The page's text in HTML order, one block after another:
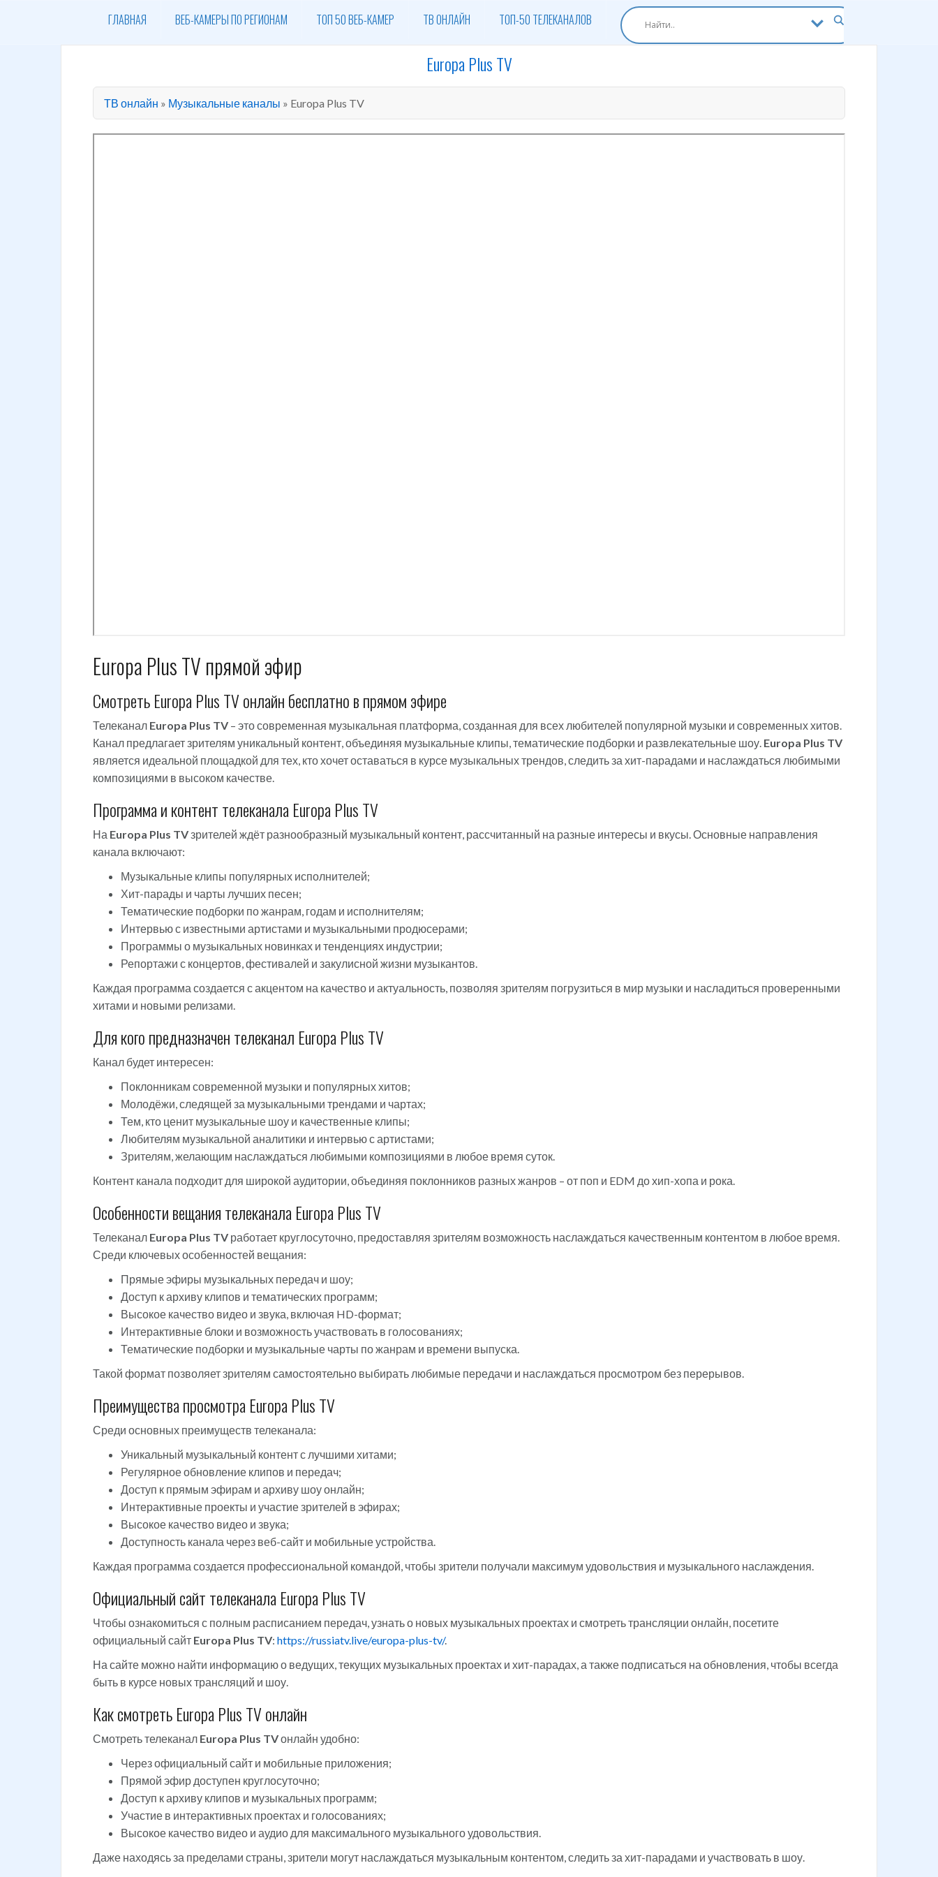
ГЛАВНАЯ ВЕБ-КАМЕРЫ ПО РЕГИОНАМ ТОП 50 ВЕБ-КАМЕР ТВ ОНЛАЙН ТОП-50 ТЕЛЕКАНАЛОВ
Europa Plus TV
ТВ онлайн » Музыкальные каналы » Europa Plus TV
Europa Plus TV прямой эфир
Смотреть Europa Plus TV онлайн бесплатно в прямом эфире
Телеканал Europa Plus TV – это современная музыкальная платформа, созданная для всех любителей популярной музыки и современных хитов.
Канал предлагает зрителям уникальный контент, объединяя музыкальные клипы, тематические подборки и развлекательные шоу. Europa Plus TV
является идеальной площадкой для тех, кто хочет оставаться в курсе музыкальных трендов, следить за хит-парадами и наслаждаться любимыми
композициями в высоком качестве.
Программа и контент телеканала Europa Plus TV
На Europa Plus TVзрителей ждёт разнообразный музыкальный контент, рассчитанный на разные интересы и вкусы. Основные направления
канала включают:
Музыкальные клипы популярных исполнителей;
Хит-парады и чарты лучших песен;
Тематические подборки по жанрам, годам и исполнителям;
Интервью с известными артистами и музыкальными продюсерами;
Программы о музыкальных новинках и тенденциях индустрии;
Репортажи с концертов, фестивалей и закулисной жизни музыкантов.
Каждая программа создается с акцентом на качество и актуальность, позволяя зрителям погрузиться в мир музыки и насладиться проверенными
хитами и новыми релизами.
Для кого предназначен телеканал Europa Plus TV
Канал будет интересен:
Поклонникам современной музыки и популярных хитов;
Молодёжи, следящей за музыкальными трендами и чартах;
Тем, кто ценит музыкальные шоу и качественные клипы;
Любителям музыкальной аналитики и интервью с артистами;
Зрителям, желающим наслаждаться любимыми композициями в любое время суток.
Контент канала подходит для широкой аудитории, объединяя поклонников разных жанров – от поп и EDM до хип-хопа и рока.
Особенности вещания телеканала Europa Plus TV
Телеканал Europa Plus TV работает круглосуточно, предоставляя зрителям возможность наслаждаться качественным контентом в любое время.
Среди ключевых особенностей вещания:
Прямые эфиры музыкальных передач и шоу;
Доступ к архиву клипов и тематических программ;
Высокое качество видео и звука, включая HD-формат;
Интерактивные блоки и возможность участвовать в голосованиях;
Тематические подборки и музыкальные чарты по жанрам и времени выпуска.
Такой формат позволяет зрителям самостоятельно выбирать любимые передачи и наслаждаться просмотром без перерывов.
Преимущества просмотра Europa Plus TV
Среди основных преимуществ телеканала:
Уникальный музыкальный контент с лучшими хитами;
Регулярное обновление клипов и передач;
Доступ к прямым эфирам и архиву шоу онлайн;
Интерактивные проекты и участие зрителей в эфирах;
Высокое качество видео и звука;
Доступность канала через веб-сайт и мобильные устройства.
Каждая программа создается профессиональной командой, чтобы зрители получали максимум удовольствия и музыкального наслаждения.
Официальный сайт телеканала Europa Plus TV
Чтобы ознакомиться с полным расписанием передач, узнать о новых музыкальных проектах и смотреть трансляции онлайн, посетите
официальный сайт Europa Plus TV: https://russiatv.live/europa-plus-tv/.
На сайте можно найти информацию о ведущих, текущих музыкальных проектах и хит-парадах, а также подписаться на обновления, чтобы всегда
быть в курсе новых трансляций и шоу.
Как смотреть Europa Plus TV онлайн
Смотреть телеканал Europa Plus TVонлайн удобно:
Через официальный сайт и мобильные приложения;
Прямой эфир доступен круглосуточно;
Доступ к архиву клипов и музыкальных программ;
Участие в интерактивных проектах и голосованиях;
Высокое качество видео и аудио для максимального музыкального удовольствия.
Даже находясь за пределами страны, зрители могут наслаждаться музыкальным контентом, следить за хит-парадами и участвовать в шоу.